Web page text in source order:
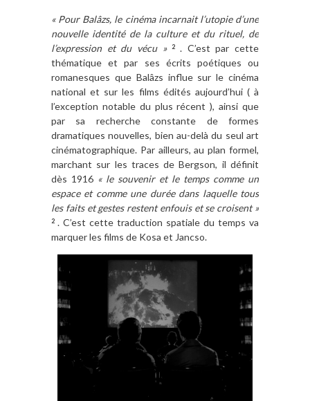
« Pour Balâzs, le cinéma incarnait l’utopie d’une
nouvelle identité de la culture et du rituel, de
l’expression et du vécu »
2
. C’est par cette
thématique et par ses écrits poétiques ou
romanesques que Balâzs influe sur le cinéma
national et sur les films édités aujourd’hui ( à
l’exception notable du plus récent ), ainsi que
par sa recherche constante de formes
dramatiques nouvelles, bien au-delà du seul art
cinématographique. Par ailleurs, au plan formel,
marchant sur les traces de Bergson, il définit
dès 1916 « le souvenir et le temps comme un
espace et comme une durée dans laquelle tous
les faits et gestes restent enfouis et se croisent »
2 . C’est cette traduction spatiale du temps va
marquer les films de Kosa et Jancso.